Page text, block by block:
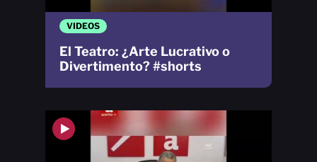
VIDEOS
El Teatro: ¿Arte Lucrativo o
Divertimento? #shorts